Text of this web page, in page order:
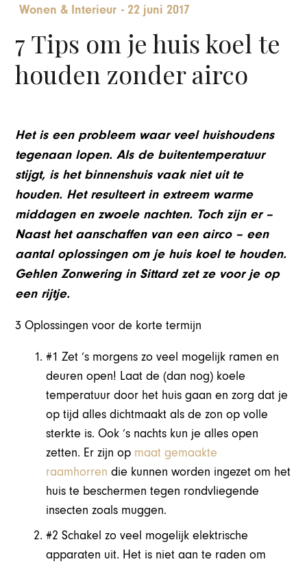
Wonen & Interieur -22 juni 2017
7 Tips om je huis koel te
houden zonder airco
Het is een probleem waar veel huishoudens
tegenaan lopen. Als de buitentemperatuur
stijgt, is het binnenshuis vaak niet uit te
houden. Het resulteert in extreem warme
middagen en zwoele nachten. Toch zijn er –
Naast het aanschaffen van een airco – een
aantal oplossingen om je huis koel te houden.
Gehlen Zonwering in Sittard zet ze voor je op
een rijtje.
3 Oplossingen voor de korte termijn
#1 Zet ’s morgens zo veel mogelijk ramen en
deuren open! Laat de (dan nog) koele
temperatuur door het huis gaan en zorg dat je
op tijd alles dichtmaakt als de zon op volle
sterkte is. Ook ’s nachts kun je alles open
zetten. Er zijn op maat gemaakte
raamhorren die kunnen worden ingezet om het
huis te beschermen tegen rondvliegende
insecten zoals muggen.
#2 Schakel zo veel mogelijk elektrische
apparaten uit. Het is niet aan te raden om